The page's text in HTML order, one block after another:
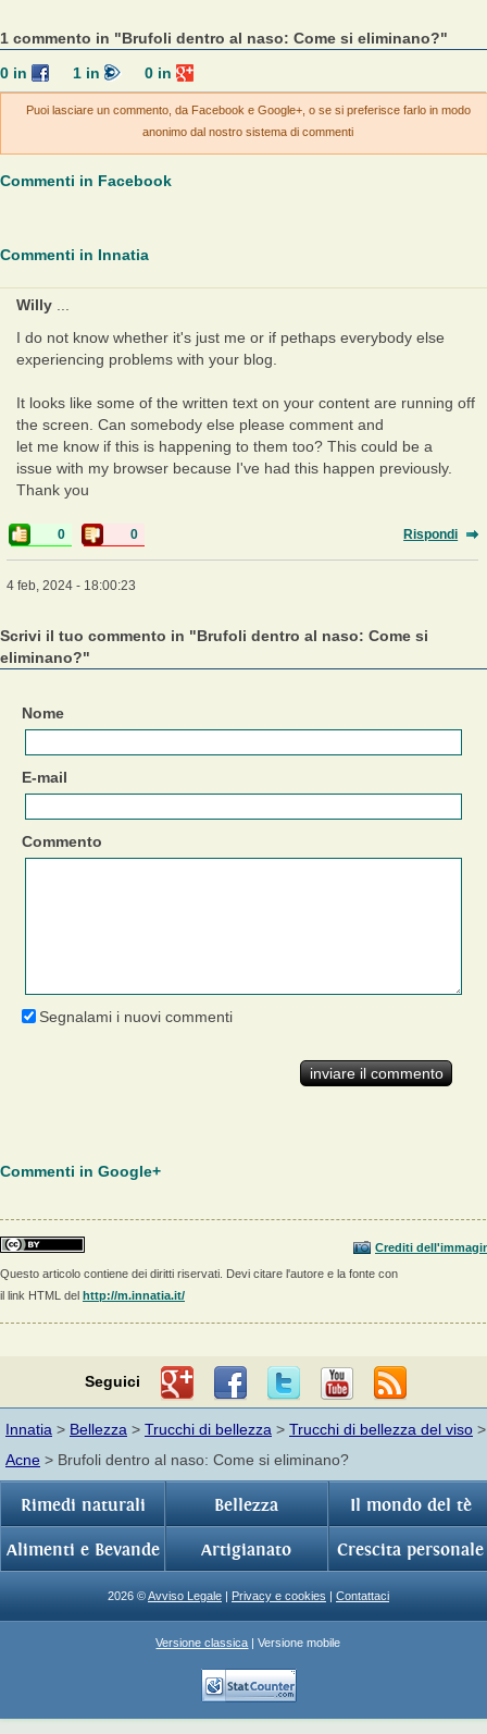
1 commento in "Brufoli dentro al naso: Come si eliminano?"
0in 1in 0 in
Puoi lasciare un commento, da Facebook e Google+, o se si preferisce farlo in modo
anonimo dal nostro sistema di commenti
Commenti in Facebook
Commenti in Innatia
Willy
I do not know whether it's just me or if pethaps everybody else
experiencing problems with your blog.
It looks like some of the written text on your content are running off
the screen. Can somebody else please comment and
let me know if this is happening to them too? This could be a
issue with my browser because I've had this happen previously.
Thank you
0 0 Rispondi
4 feb, 2024 - 18:00:23
Scrivi il tuo commento in "Brufoli dentro al naso: Come si
eliminano?"
Nome
E-mail
Commento
Segnalami i nuovi commenti
Commenti in Google+
Crediti
Questo articolo contiene dei diritti riservati. Devi citare l'autore e la fonte con
il link HTML del http://m.innatia.it/
Seguici
Innatia > Bellezza > Trucchi di bellezza > Trucchi di bellezza del viso >
Acne > Brufoli dentro al naso: Come si eliminano?
Rimedi naturali Bellezza Il mondo del tè
Alimenti e Bevande Artigianato Crescita personale
2026 ©Avviso Legale | Privacy e cookies | Contattaci
Versione classica | Versione mobile